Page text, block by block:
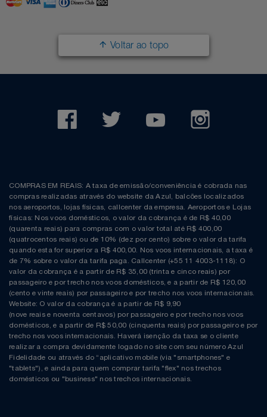
Voltar ao topo
COMPRAS EM REAIS: A taxa de emissão/conveniência é cobrada nas
compras realizadas através do website da Azul, balcões localizados
nos aeroportos, lojas físicas, callcenter da empresa. Aeroportos e Lojas
físicas: Nos voos domésticos, o valor da cobrança é de R$ 40,00
(quarenta reais) para compras com o valor total até R$ 400,00
(quatrocentos reais) ou de 10% (dez por cento) sobre o valor da tarifa
quando esta for superior a R$ 400,00. Nos voos internacionais, a taxa é
de 7% sobre o valor da tarifa paga. Callcenter (+55 11 4003-1118): O
valor da cobrança é a partir de R$ 35,00 (trinta e cinco reais) por
passageiro e por trecho nos voos domésticos, e a partir de R$ 120,00
(cento e vinte reais) por passageiro e por trecho nos voos internacionais.
Website: O valor da cobrança é a partir de R$ 9,90
(nove reais e noventa centavos) por passageiro e por trecho nos voos
domésticos, e a partir de R$ 50,00 (cinquenta reais) por passageiro e por
trecho nos voos internacionais. Haverá isenção da taxa se o cliente
realizar a compra devidamente logado no site com seu número Azul
Fidelidade ou através do “aplicativo mobile (via "smartphones" e
"tablets"), e ainda para quem comprar tarifa "flex" nos trechos
domésticos ou "business" nos trechos internacionais.